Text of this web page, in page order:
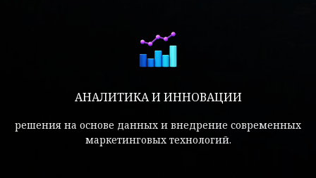
АНАЛИТИКА И ИННОВАЦИИ
решения на основе данных и внедрение современных
маркетинговых технологий.